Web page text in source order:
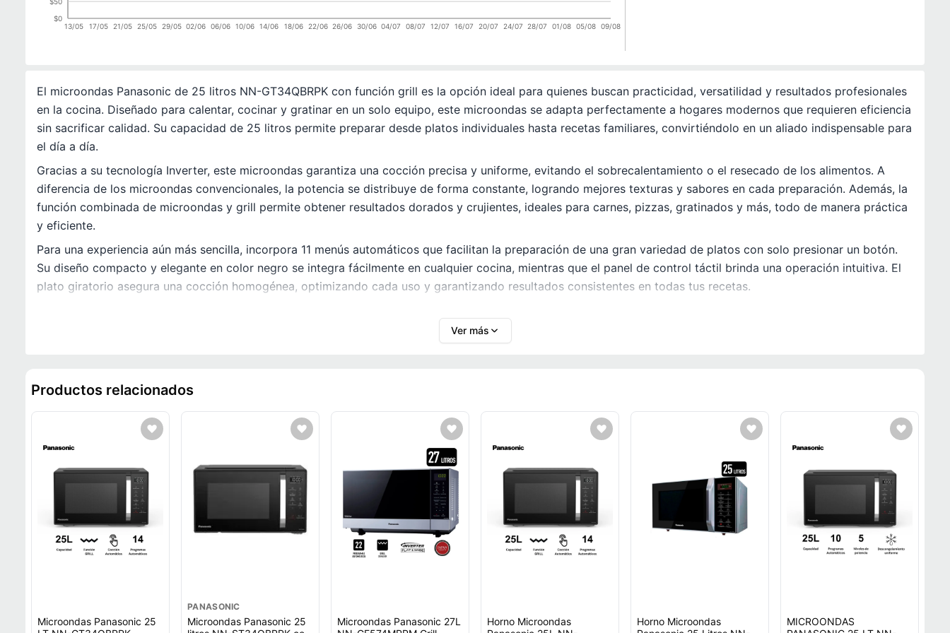
13/05 17/05 21/05 25/05 29/05 02/06 06/06 10/06 14/06 18/06 22/06 26/06 30/06 04/07 08/07 12/07 16/07 20/07 24/07 28/07 01/08 05/08 09/08
$0
El microondas Panasonic de 25 litros NN-GT34QBRPK con función grill es la opción ideal para quienes buscan practicidad, versatilidad y resultados profesionales
en la cocina. Diseñado para calentar, cocinar y gratinar en un solo equipo, este microondas se adapta perfectamente a hogares modernos que requieren eficiencia
sin sacrificar calidad. Su capacidad de 25 litros permite preparar desde platos individuales hasta recetas familiares, convirtiéndolo en un aliado indispensable para
el día a día.
Gracias a su tecnología Inverter, este microondas garantiza una cocción precisa y uniforme, evitando el sobrecalentamiento o el resecado de los alimentos. A
diferencia de los microondas convencionales, la potencia se distribuye de forma constante, logrando mejores texturas y sabores en cada preparación. Además, la
función combinada de microondas y grill permite obtener resultados dorados y crujientes, ideales para carnes, pizzas, gratinados y más, todo de manera práctica
y eficiente.
Para una experiencia aún más sencilla, incorpora 11 menús automáticos que facilitan la preparación de una gran variedad de platos con solo presionar un botón.
Su diseño compacto y elegante en color negro se integra fácilmente en cualquier cocina, mientras que el panel de control táctil brinda una operación intuitiva. El
plato giratorio asegura una cocción homogénea, optimizando cada uso y garantizando resultados consistentes en todas tus recetas.
Ver más
Productos relacionados
Microondas Panasonic 25
PANASONIC
Microondas Panasonic 25
Microondas Panasonic 27L
Horno Microondas
Horno Microondas
MICROONDAS